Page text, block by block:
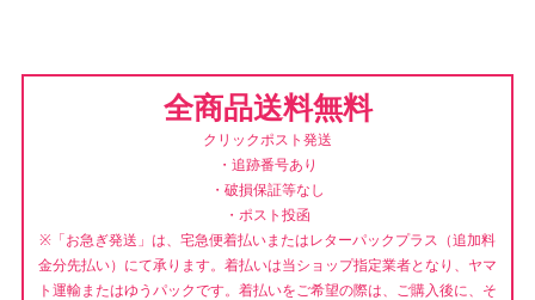
全商品送料無料
クリックポスト発送
・追跡番号あり
・破損保証等なし
・ポスト投函
※「お急ぎ発送」は、宅急便着払いまたはレターパックプラス（追加料
金分先払い）にて承ります。着払いは当ショップ指定業者となり、ヤマ
ト運輸またはゆうパックです。着払いをご希望の際は、ご購入後に、そ